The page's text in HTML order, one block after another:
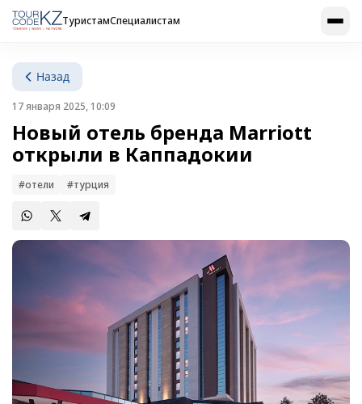
ТуристамСпециалистам
Назад
17 января 2025, 10:09
Новый отель бренда Marriott
открыли в Каппадокии
#отели #турция